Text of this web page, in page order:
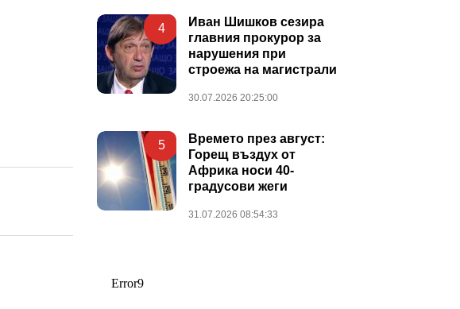
4
Иван Шишков сезира
главния прокурор за
нарушения при
строежа на магистрали
30.07.2026 20:25:00
5
Времето през август:
Горещ въздух от
Африка носи 40-
градусови жеги
31.07.2026 08:54:33